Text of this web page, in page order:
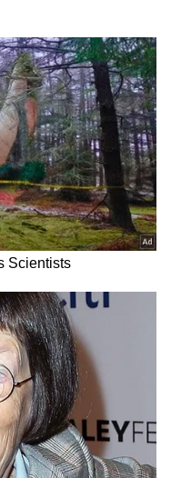
ಪಾಯಿಂಟ್ಸ್ ಪಟ್ಟಿಯಲ್ಲಿ
ಸ್ಥಾನ ಏನು..? ಇಲ್ಲಿದೆ
ಅಪ್ಡೇಟ್
ಶ್ರೀಲಂಕಾ ಟೆಸ್ಟ್ ಪಂದ್ಯದಲ್ಲಿ
ನೆನಪಾಗಿದ್ದು ಯಾಕೆ?